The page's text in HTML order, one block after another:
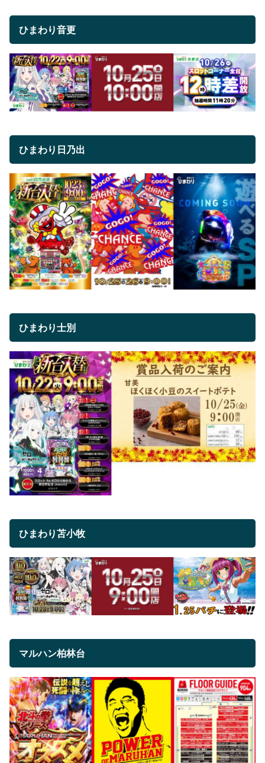
ひまわり音更
ひまわり日乃出
ひまわり士別
ひまわり苫小牧
マルハン柏林台